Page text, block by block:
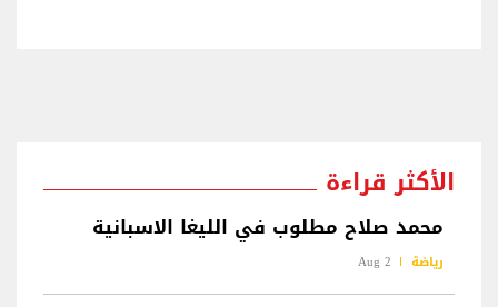
الأكثر قراءة
محمد صلاح مطلوب في الليغا الاسبانية
رياضة 2 Aug